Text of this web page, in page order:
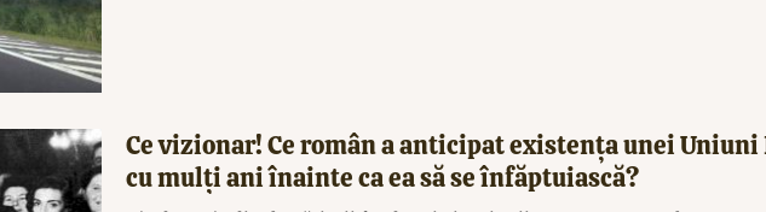
Ce vizionar! Ce român a anticipat existența unei Uniuni
cu mulți ani înainte ca ea să se înfăptuiască?